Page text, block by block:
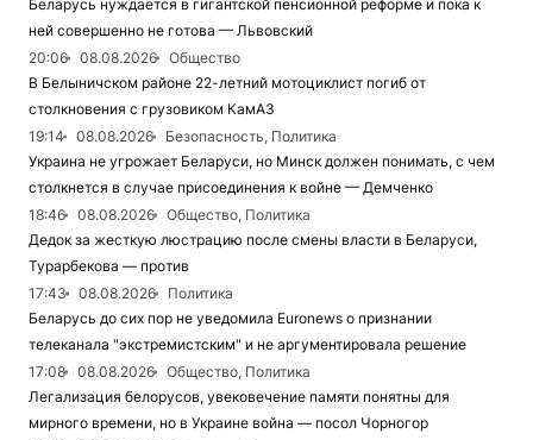
Беларусь нуждается в гигантской пенсионной реформе и пока к
ней совершенно не готова — Львовский
20:06
08.08.2026
Общество
В Белыничском районе 22-летний мотоциклист погиб от
столкновения с грузовиком КамАЗ
19:14
08.08.2026
Безопасность, Политика
Украина не угрожает Беларуси, но Минск должен понимать, с чем
столкнется в случае присоединения к войне — Демченко
18:46
08.08.2026
Общество, Политика
Дедок за жесткую люстрацию после смены власти в Беларуси,
Турарбекова — против
17:43
08.08.2026
Политика
Беларусь до сих пор не уведомила Euronews о признании
телеканала "экстремистским" и не аргументировала решение
17:08
08.08.2026
Общество, Политика
Легализация белорусов, увековечение памяти понятны для
мирного времени, но в Украине война — посол Чорногор